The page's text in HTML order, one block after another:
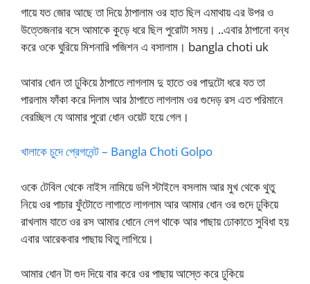
গায়ে যত জোর আছে তা দিয়ে ঠাপালাম ওর হাত ছিল এমাথায় এর উপর ও
উত্তেজনার বসে আমাকে কুড়ে ধরে ছিল পুরোটা সময়। ..এবার ঠাপানো বন্ধ
করে ওকে ঘুরিয়ে মিশনারি পজিশন এ বসালাম। bangla choti uk
আবার ধোন তা ঢুকিয়ে ঠাপাতে লাগলাম দু হাতে ওর পাদুটো ধরে যত তা
পারলাম ফাঁকা করে দিলাম আর ঠাপাতে লাগলাম ওর গুদেড় রস এত পরিমানে
বেরচ্ছিল যে আমার পুরো ধোন ওয়েট হয়ে গেল।
খালাকে চুদে প্রেগনেন্ট – Bangla Choti Golpo
ওকে টেবিল থেকে নাইস নামিয়ে ডগি স্টাইলে বসলাম আর মুখ থেকে থুতু
নিয়ে ওর পাচার ফুঁটোতে লাগাতে লাগলাম আর আমার ধোন ওর গুদে ঢুকিয়ে
রাখলাম যাতে ওর রস আমার ধোনে লেগ থাকে আর পাছায় ঢোকাতে সুবিধা হয়
এবার আরেকবার পাছায় থিতু লাগিয়ে।
আমার ধোন টা গুদ দিয়ে বার করে ওর পাছায় আস্তে করে ঢুকিয়ে